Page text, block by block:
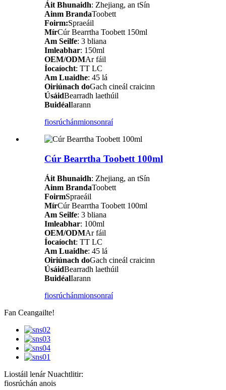
Áit Bhunaidh: Zhejiang, an tSín
Ainm BrandaToobett
Foirm:Spraeáil
MírCúr Bearrtha Toobett 150ml
Am Seilfe: 3 bliana
Imleabhar: 150ml
OEM/ODMAr fáil
Íocaíocht: TT LC
Am Luaidhe: 45 lá
Oiriúnach doGach cineál craicinn
ÚsáidBearradh laethúil
BuidéalIarann
fiosrúchánmionsonraí
Cúr Bearrtha Toobett 100ml
Áit Bhunaidh: Zhejiang, an tSín
Ainm BrandaToobett
FoirmSpraeáil
MírCúr Bearrtha Toobett 100ml
Am Seilfe: 3 bliana
Imleabhar: 100ml
OEM/ODMAr fáil
Íocaíocht: TT LC
Am Luaidhe: 45 lá
Oiriúnach doGach cineál craicinn
ÚsáidBearradh laethúil
BuidéalIarann
fiosrúchánmionsonraí
Fan Ceangailte!
Liostáil lenár Nuachtlitir:
fiosrúchán anois